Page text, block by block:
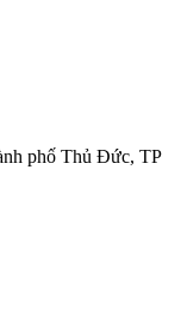
phố Thủ Đức, TP